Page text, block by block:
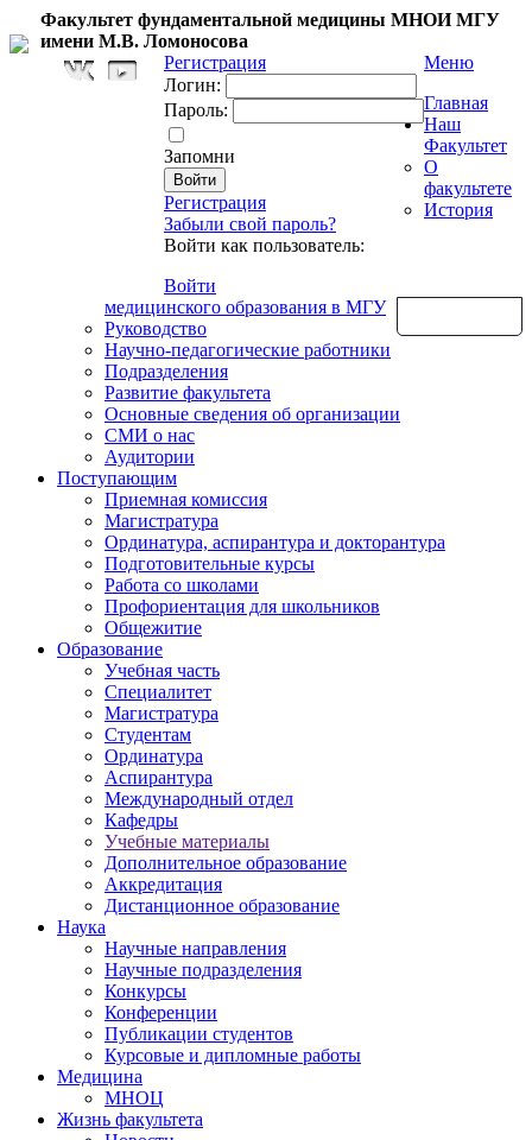
Факультет фундаментальной медицины МНОИ МГУ
имени М.В. Ломоносова
Регистрация
Логин:
Пароль:
Запомни
Регистрация
Забыли свой пароль?
Войти как пользователь:
Войти
Меню
Главная
Наш
Факультет
О
факультете
История
медицинского образования в МГУ
Руководство
Научно-педагогические работники
Подразделения
Развитие факультета
Основные сведения об организации
СМИ о нас
Аудитории
Поступающим
Приемная комиссия
Магистратура
Ординатура, аспирантура и докторантура
Подготовительные курсы
Работа со школами
Профориентация для школьников
Общежитие
Образование
Учебная часть
Специалитет
Магистратура
Студентам
Ординатура
Аспирантура
Международный отдел
Кафедры
Учебные материалы
Дополнительное образование
Аккредитация
Дистанционное образование
Наука
Научные направления
Научные подразделения
Конкурсы
Конференции
Публикации студентов
Курсовые и дипломные работы
Медицина
МНОЦ
Жизнь факультета